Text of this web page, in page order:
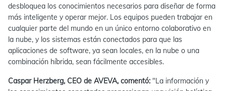
desbloquea los conocimientos necesarios para diseñar de forma
más inteligente y operar mejor. Los equipos pueden trabajar en
cualquier parte del mundo en un único entorno colaborativo en
la nube, y los sistemas están conectados para que las
aplicaciones de software, ya sean locales, en la nube o una
combinación híbrida, sean fácilmente accesibles.
Caspar Herzberg, CEO de AVEVA, comentó: "La información y